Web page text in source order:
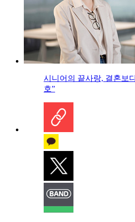
시니어의 끝사랑, 결혼보
호”